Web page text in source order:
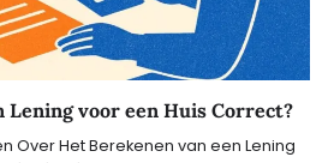
Lening voor een Huis Correct?
Over Het Berekenen van een Lening